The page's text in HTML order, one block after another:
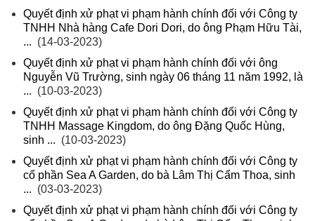
Quyết định xử phạt vi phạm hành chính đối với Công ty
TNHH Nhà hàng Cafe Dori Dori, do ông Phạm Hữu Tài,
... (14-03-2023)
Quyết định xử phạt vi phạm hành chính đối với ông
Nguyễn Vũ Trường, sinh ngày 06 tháng 11 năm 1992, là
... (10-03-2023)
Quyết định xử phạt vi phạm hành chính đối với Công ty
TNHH Massage Kingdom, do ông Đặng Quốc Hùng,
sinh ... (10-03-2023)
Quyết định xử phạt vi phạm hành chính đối với Công ty
cổ phần Sea A Garden, do bà Lâm Thị Cẩm Thoa, sinh
... (03-03-2023)
Quyết định xử phạt vi phạm hành chính đối với Công ty